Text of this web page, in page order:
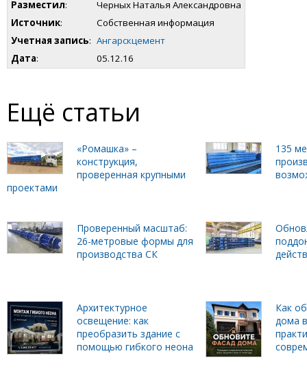
Разместил:
Черных Наталья Александровна
Источник:
Собственная информация
Учетная запись: Ангарскцемент
Дата: 05.12.16
Ещё статьи
«Ромашка» –
конструкция,
проверенная крупными
проектами
135
Проверенный масштаб:
26-метровые формы для
производства СК
Архитектурное
освещение: как
преобразить здание с
помощью гибкого неона
Как
дома